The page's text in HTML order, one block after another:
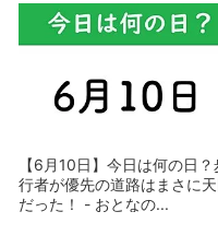
【6月10日】今日は何の日？
行者が優先の道路はまさに
だった！ - おとなの...